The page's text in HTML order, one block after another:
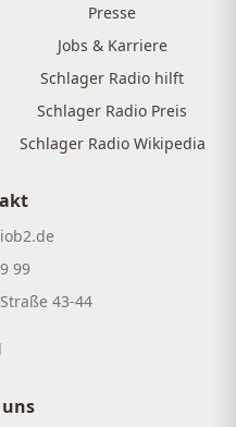
Presse
Jobs & Karriere
Schlager Radio hilft
Schlager Radio Preis
Schlager Radio Wikipedia
99
43-44